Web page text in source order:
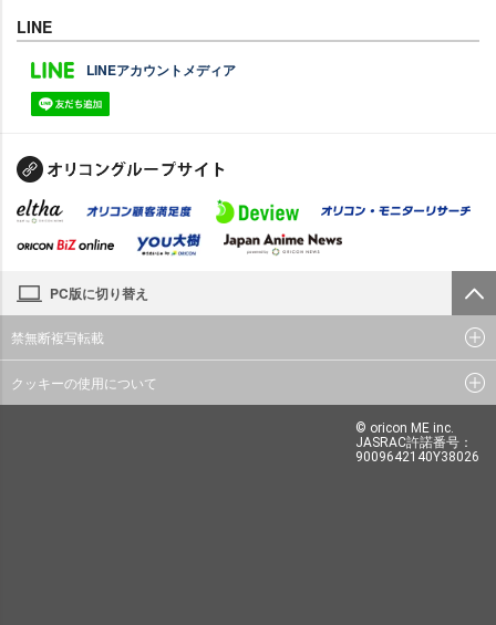
LINE
LINEアカウントメディア
PC版に切り替え
禁無断複写転載
クッキーの使用について
© oricon ME inc.
JASRAC許諾番号：
9009642140Y38026